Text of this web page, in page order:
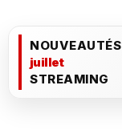
NOUVEAUTÉS
juillet
STREAMING